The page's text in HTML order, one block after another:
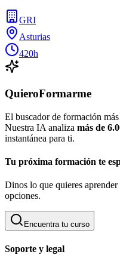
GRI
Asturias
420h
QuieroFormarme
El buscador de formación
Nuestra IA analiza más de
instantánea para ti.
Tu próxima formación te
Dinos lo que quieres
opciones.
Encuentra tu curso
Soporte y legal